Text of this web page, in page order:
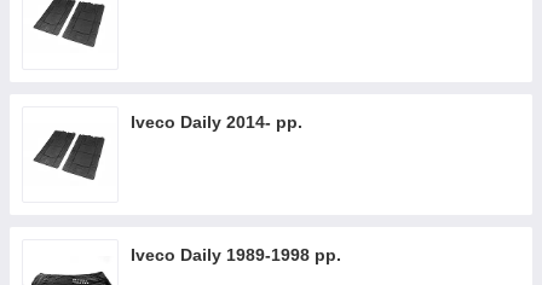
Iveco Daily 2014- рр.
Iveco Daily 1989-1998 рр.